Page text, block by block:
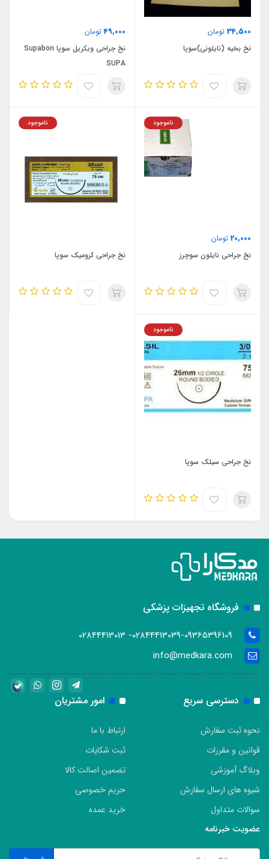
34,500 تومان
نخ بخیه (نایلونی)سوپا
49,000تومان
نخ جراحی ویکریل سوپا Supabon
SUPA
20,000 تومان
ناموجود
نخ جراحی نایلون سوچرز
ناموجود
نخ جراحی کرومیک سوپا
ناموجود
نخ جراحی سیلک سوپا
فروشگاه تجهیزات پزشکی
02844413039-09365396109- 02844413013
info@medkara.com
دسترسی سریع
نحوه ثبت سفارش
قوانین و مقررات
وبلاگ آموزشی
شیوه های ارسال سفارش
سوالات متداول
امور مشتریان
ارتباط با ما
ثبت شکایات
تضمین اصالت کالا
حریم خصوصی
خرید عمده
عضویت خبرنامه